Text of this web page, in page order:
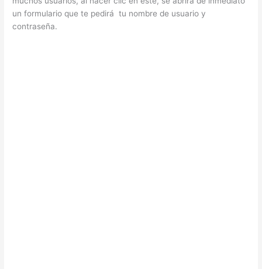
un formulario que te pedirá tu nombre de usuario y
contraseña.